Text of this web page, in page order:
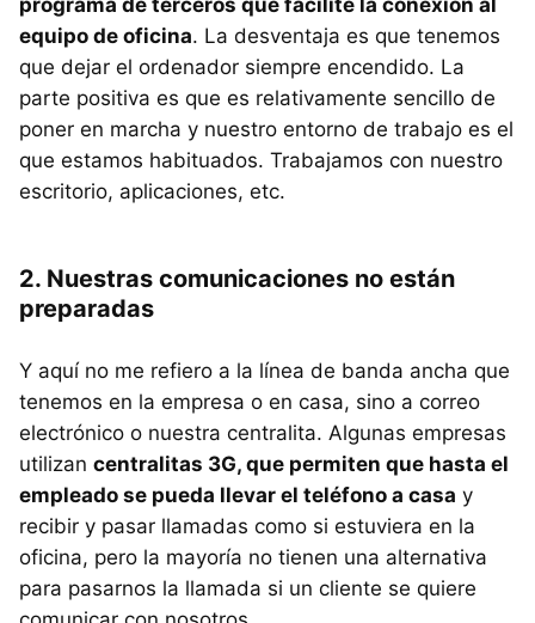
programa de terceros que facilite la conexión al
equipo de oficina. La desventaja es que tenemos
que dejar el ordenador siempre encendido. La
parte positiva es que es relativamente sencillo de
poner en marcha y nuestro entorno de trabajo es el
que estamos habituados. Trabajamos con nuestro
escritorio, aplicaciones, etc.
2. Nuestras comunicaciones no están
preparadas
Y aquí no me refiero a la línea de banda ancha que
tenemos en la empresa o en casa, sino a correo
electrónico o nuestra centralita. Algunas empresas
utilizan centralitas 3G, que permiten que hasta el
empleado se pueda llevar el teléfono a casa y
recibir y pasar llamadas como si estuviera en la
oficina, pero la mayoría no tienen una alternativa
para pasarnos la llamada si un cliente se quiere